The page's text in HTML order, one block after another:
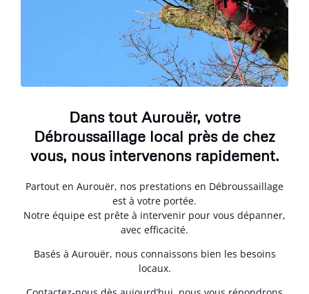
Dans tout Aurouër, votre
Débroussaillage local près de chez
vous, nous intervenons rapidement.
Partout en Aurouër, nos prestations en Débroussaillage
est à votre portée.
Notre équipe est prête à intervenir pour vous dépanner,
avec efficacité.
Basés à Aurouër, nous connaissons bien les besoins
locaux.